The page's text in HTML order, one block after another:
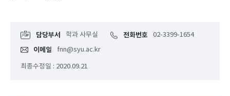
담당부서 학과 사무실 전화번호 02-3399-1654
이메일 fnn@syu.ac.kr
최종수정일 : 2020.09.21